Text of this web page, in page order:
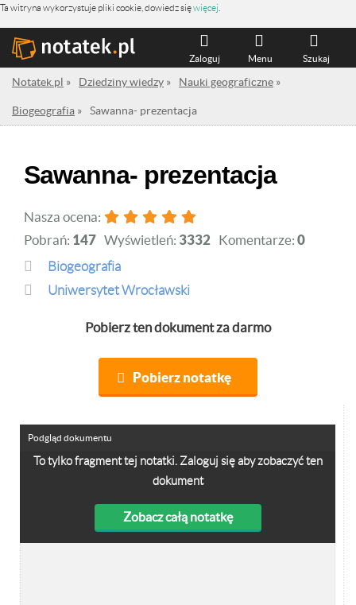
Ta witryna wykorzystuje pliki cookie, dowiedz sięwięcej
Szukaj
Menu
Zaloguj
Notatek.pl » Dziedziny wiedzy » Nauki geograficzne »
Biogeografia » Sawanna- prezentacja
Sawanna- prezentacja
Nasza ocena:
Pobrań: 147 Wyświetleń: 3332 Komentarze: 0
Biogeografia
Uniwersytet Wrocławski
Pobierz ten dokument za darmo
Pobierz notatkę
To tylko fragment tej notatki. Zaloguj się aby zobaczyć ten
dokument
Zobacz całą notatkę
Podgląd dokumentu